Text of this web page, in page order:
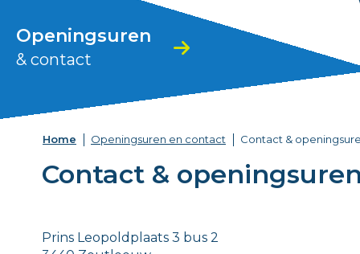
Openingsuren
& contact
Home Openingsuren en contact Contact &
Contact &
Contact
Adres
Prins Leopoldplaats 3 bus 2